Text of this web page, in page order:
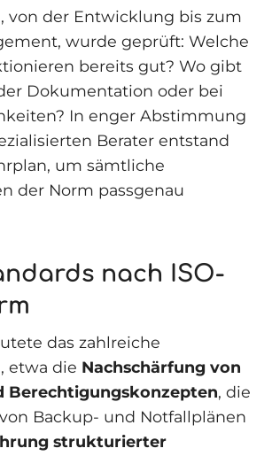
von der Entwicklung bis zum
wurde geprüft: Welche
bereits gut? Wo gibt
Dokumentation oder bei
In enger Abstimmung
Berater entstand
um sämtliche
der Norm passgenau
nach ISO-
das zahlreiche
etwa die Nachschärfung von
Berechtigungskonzepten, die
Backup- und Notfallplänen
strukturierter